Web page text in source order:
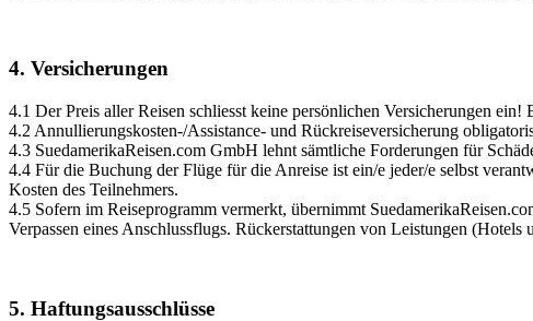
4. Versicherungen
4.1 Der Preis aller Reisen schliesst keine persönlichen Versicherungen
4.2 Annullierungskosten-/Assistance- und Rückreiseversicherung
4.3 SuedamerikaReisen.com GmbH lehnt sämtliche Forderungen für
4.4 Für die Buchung der Flüge für die Anreise ist ein/e jeder/e selbst
Kosten des Teilnehmers.
4.5 Sofern im Reiseprogramm vermerkt, übernimmt
Verpassen eines Anschlussflugs. Rückerstattungen von Leistungen
5. Haftungsausschlüsse